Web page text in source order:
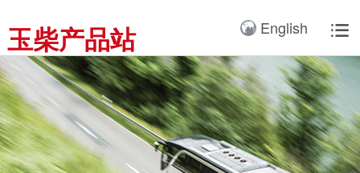
玉柴产品站 
English
产品与解决方案
卡车动力
客车动力
工程机械动力
船舶动力
工业动力
整车
发电系统
智能装备
产品3D展厅
全球服务支持
全球服务网络
服务理念
服务故事
全球服务网络
国内服务网络
海外服务网络
服务理念
服务理念与服务承诺
服务政策
我们的公司
关于我们
研发实力
公告